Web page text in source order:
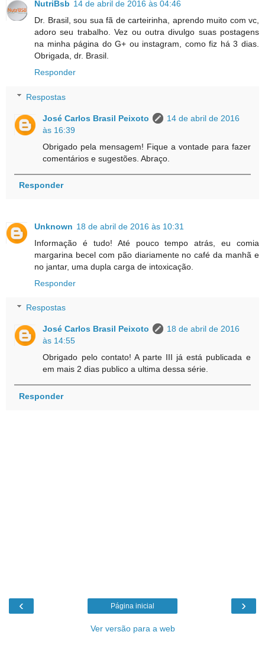
NutriBsb 14 de abril de 2016 às 04:46
Dr. Brasil, sou sua fã de carteirinha, aprendo muito com vc,
adoro seu trabalho. Vez ou outra divulgo suas postagens
na minha página do G+ ou instagram, como fiz há 3 dias.
Obrigada, dr. Brasil.
Responder
Respostas
José Carlos Brasil Peixoto
14 de abril de 2016
às 16:39
Obrigado pela mensagem! Fique a vontade para fazer
comentários e sugestões. Abraço.
Responder
Unknown 18 de abril de 2016 às 10:31
Informação é tudo! Até pouco tempo atrás, eu comia
margarina becel com pão diariamente no café da manhã e
no jantar, uma dupla carga de intoxicação.
Responder
Respostas
José Carlos Brasil Peixoto
18 de abril de 2016
às 14:55
Obrigado pelo contato! A parte III já está publicada e
em mais 2 dias publico a ultima dessa série.
Responder
‹ ›
Página inicial
Ver versão para a web